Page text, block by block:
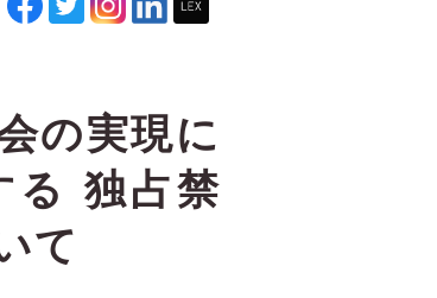
の実現に
る 独占禁
て